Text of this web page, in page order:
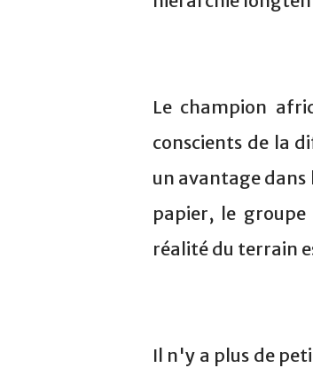
Le champion
conscients de la
un avantage
papier, le
réalité du terrain
Il n'y a plus de